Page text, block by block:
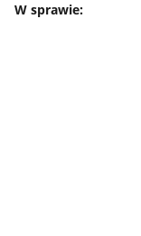
W sprawie: